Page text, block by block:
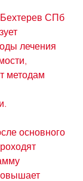
СПб
лечения
методам
основного